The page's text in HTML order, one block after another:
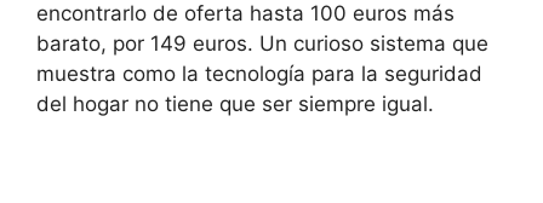
encontrarlo de oferta hasta 100 euros más
barato, por 149 euros. Un curioso sistema que
muestra como la tecnología para la seguridad
del hogar no tiene que ser siempre igual.